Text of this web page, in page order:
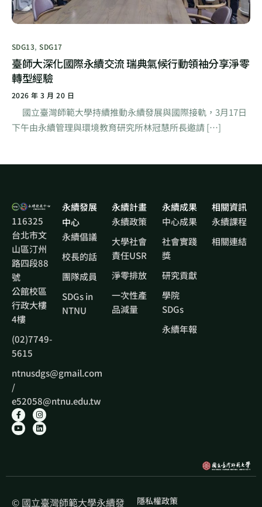
SDG13,SDG17
臺師大深化國際永續交流 瑞典氣候行動領袖分享淨零
轉型經驗
2026 年 3 月 20 日
國立臺灣師範大學持續推動永續發展與國際接軌，3月17日
下午由永續管理與環境教育研究所林冠慧所長邀請 […]
116325
台北市文
山區汀州
路四段88
號
公館校區
行政大樓
4樓
(02)7749-
5615
ntnusdgs@gmail.com
/
e52058@ntnu.edu.tw
永續發展
中心
永續倡議
校長的話
團隊成員
SDGs in
NTNU
永續計畫
永續政策
大學社會
責任USR
淨零排放
一次性產
品減量
永續成果
中心成果
社會實踐
獎
研究貢獻
學院
SDGs
永續年報
相關資訊
永續課程
相關連結
© 國立臺灣師範大學永續發 隱私權政策